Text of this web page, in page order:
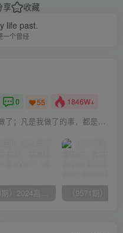
享
收藏
life past.
一个曾经
0 55 1846W+
凡是我相信的，我都做了；凡是我做了的事，都是全身心地投入去做的
（10150期）2024高考项目野路子玩法，无限裂变，最高一天1W＋！